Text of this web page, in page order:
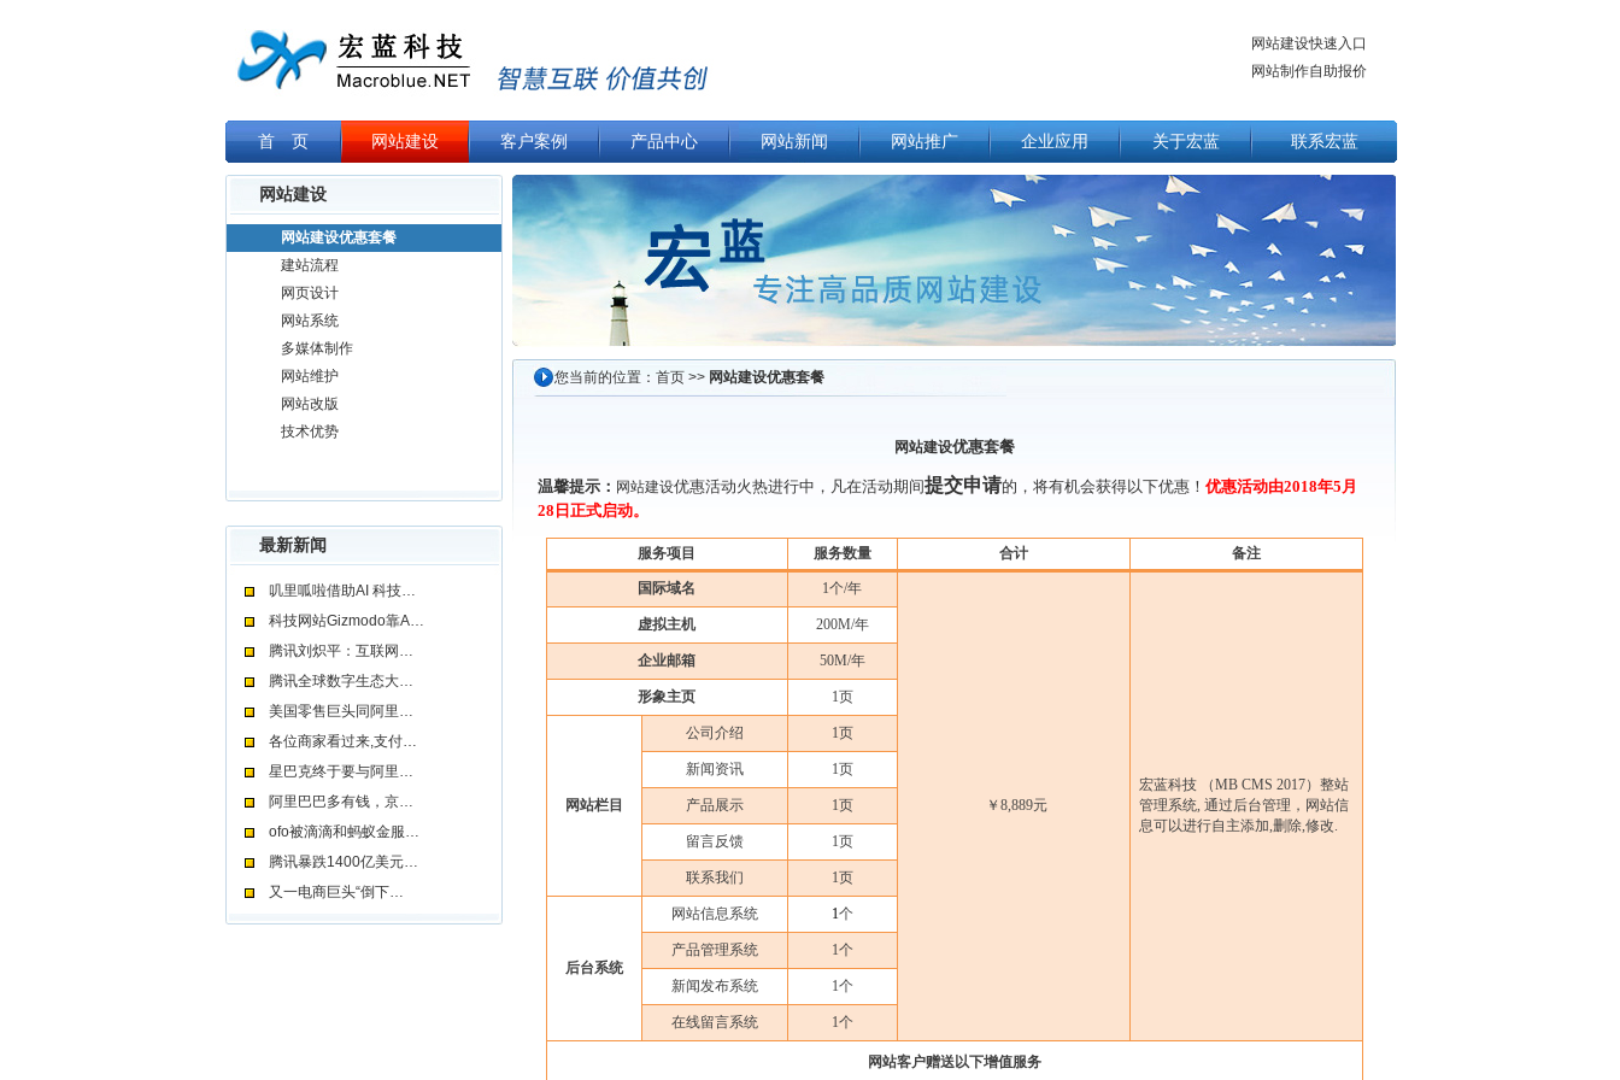
网站建设快速入口
网站制作自助报价
首 页 网站建设 客户案例 产品中心 网站新闻 网站推广 企业应用 关于宏蓝 联系宏蓝
网站建设
网站建设优惠套餐
建站流程
网页设计
网站系统
多媒体制作
网站维护
网站改版
技术优势
最新新闻
叽里呱啦借助AI 科技…
科技网站Gizmodo靠A…
腾讯刘炽平：互联网…
腾讯全球数字生态大…
美国零售巨头同阿里…
各位商家看过来,支付…
星巴克终于要与阿里…
阿里巴巴多有钱，京…
ofo被滴滴和蚂蚁金服…
腾讯暴跌1400亿美元…
又一电商巨头“倒下…
您当前的位置： 首页 >> 网站建设优惠套餐
网站建设优惠套餐
温馨提示： 网站建设优惠活动火热进行中，凡在活动期间提交申请的，将有机会获得以下优惠！ 优惠活动由2018年5月
28日正式启动。
服务项目 服务数量 合计 备注
国际域名 1个/年
￥ 8,889元
宏蓝科技 （MB CMS 2017）整站
管理系统, 通过后台管理，网站信
息可以进行自主添加,删除,修改.
虚拟主机 200M/年
企业邮箱 50M/年
形象主页 1页
网站栏目
公司介绍 1页
新闻资讯 1页
产品展示 1页
留言反馈 1页
联系我们 1页
后台系统
网站信息系统 1个
产品管理系统 1个
新闻发布系统 1个
在线留言系统 1个
网站客户赠送以下增值服务